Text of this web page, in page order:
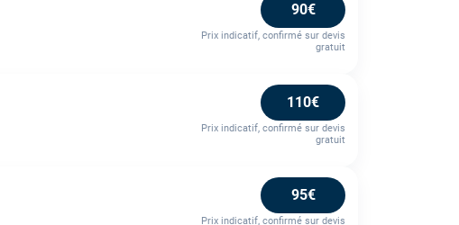
90€
Prix indicatif, confirmé sur devis
gratuit
110€
Prix indicatif, confirmé sur devis
gratuit
95€
Prix indicatif, confirmé sur devis